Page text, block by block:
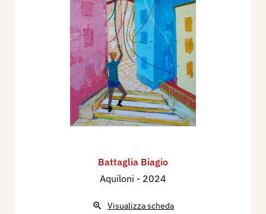
Battaglia Biagio
Aquiloni - 2024
Visualizza scheda